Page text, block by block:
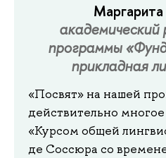
академический
программы
прикладная
«Посвят» на нашей
действительно многое
«Курсом общей
де Соссюра со